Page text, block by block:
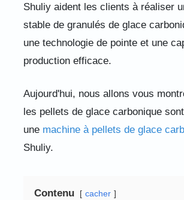
Shuliy aident les clients à réaliser
stable de granulés de glace
une technologie de pointe et une
production efficace.
Aujourd'hui, nous allons vous
les pellets de glace carbonique
une machine à pellets de glace
Shuliy.
Contenu cacher